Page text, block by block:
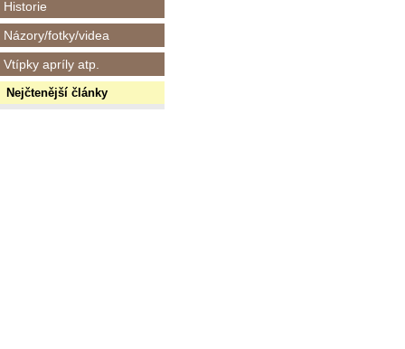
Historie
Názory/fotky/videa
Vtípky apríly atp.
Nejčtenější články